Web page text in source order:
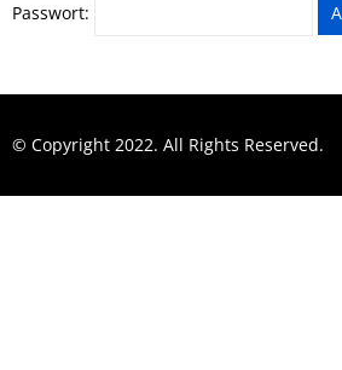
Passwort:
© Copyright 2022. All Rights Reserved.